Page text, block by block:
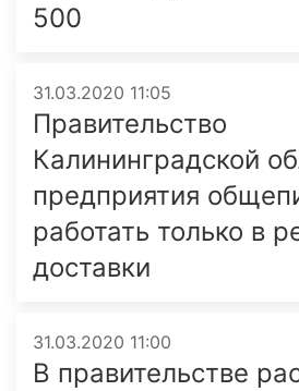
500
31.03.2020 11:05
Правительство
Калининградской
предприятия
работать только в
доставки
31.03.2020 11:00
В правительстве